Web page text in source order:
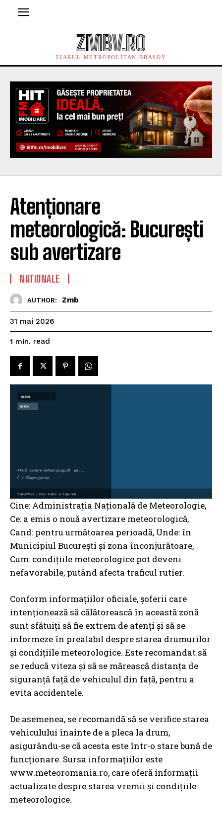
ZMBV.RO
ZIARUL METROPOLITAN BRASOV
Atenționare
meteorologică: București
sub avertizare
NATIONALE
AUTHOR: Zmb
31 mai 2026
1 min. read
Cine: Administrația Națională de Meteorologie,
Ce: a emis o nouă avertizare meteorologică,
Cand: pentru următoarea perioadă, Unde: în
Municipiul București și zona înconjurătoare,
Cum: condițiile meteorologice pot deveni
nefavorabile, putând afecta traficul rutier.
Conform informațiilor oficiale, șoferii care
intenționează să călătorească în această zonă
sunt sfătuiți să fie extrem de atenți și să se
informeze în prealabil despre starea drumurilor
și condițiile meteorologice. Este recomandat să
se reducă viteza și să se mărească distanța de
siguranță față de vehiculul din față, pentru a
evita accidentele.
De asemenea, se recomandă să se verifice starea
vehiculului înainte de a pleca la drum,
asigurându-se că acesta este într-o stare bună de
funcționare. Sursa informațiilor este
www.meteoromania.ro, care oferă informații
actualizate despre starea vremii și condițiile
meteorologice.